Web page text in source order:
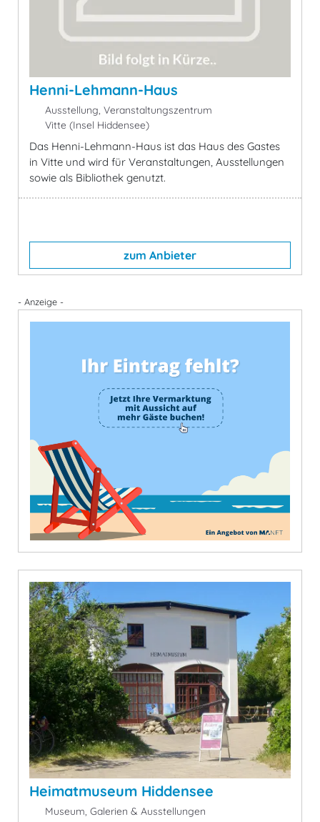
Henni-Lehmann-Haus
Ausstellung, Veranstaltungszentrum
Vitte (Insel Hiddensee)
Das Henni-Lehmann-Haus ist das Haus des Gastes
in Vitte und wird für Veranstaltungen, Ausstellungen
sowie als Bibliothek genutzt.
zum Anbieter
- Anzeige -
Heimatmuseum Hiddensee
Museum, Galerien & Ausstellungen